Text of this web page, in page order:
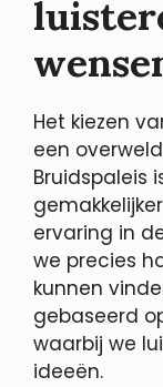
Het kiezen
een
Bruidspaleis
ervaring in
we precies
kunnen
gebaseerd
waarbij we
ideeën.